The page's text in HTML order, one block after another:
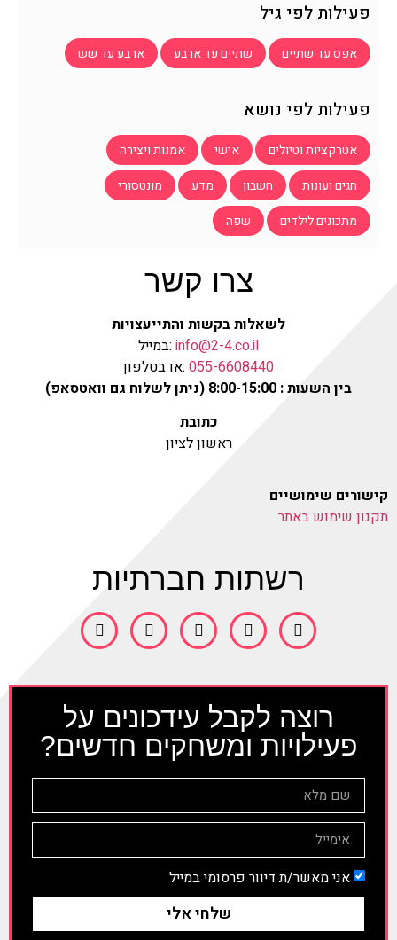
פעילות לפי גיל
אפס עד שתיים שתיים עד ארבע ארבע עד שש
פעילות לפי נושא
אטרקציות וטיולים אישי
אמנות ויצירה
חגים ועונות
חשבון מדע
מונטסורי
מתכונים לילדים
שפה
רוצה לקבל עידכונים על
פעילויות ומשחקים חדשים?
אני מאשר/ת דיוור פרסומי במייל
שלחי אלי
רשתות חברתיות
צרו קשר
לשאלות בקשות והתייעצויות
info@2-4.co.il :במייל
055-6608440 :או בטלפון
בין השעות : 8:00-15:00 (ניתן לשלוח גם וואטסאפ)
כתובת
ראשון לציון
קישורים שימושיים
תקנון שימוש באתר